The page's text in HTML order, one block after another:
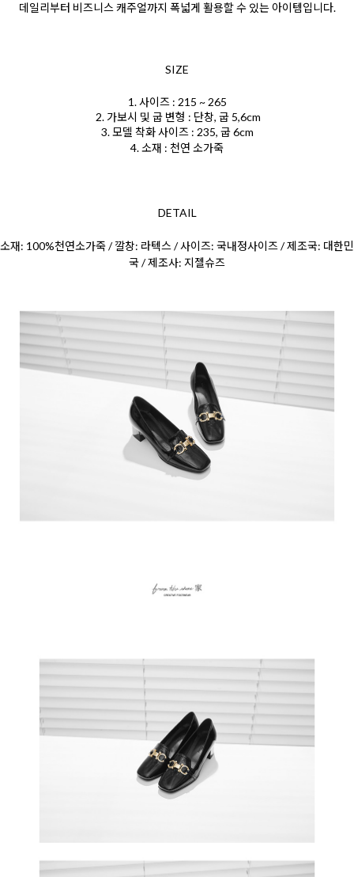
데일리부터 비즈니스 캐주얼까지 폭넓게 활용할 수 있는 아이템입니다.
SIZE
1. 사이즈 : 215 ~ 265
2. 가보시 및 굽 변형 : 단창, 굽 5,6cm
3. 모델 착화 사이즈 : 235, 굽 6cm
4. 소재 : 천연 소가죽
DETAIL
소재: 100%천연소가죽 / 깔창: 라텍스 / 사이즈: 국내정사이즈 / 제조국: 대한민
국 / 제조사: 지젤슈즈